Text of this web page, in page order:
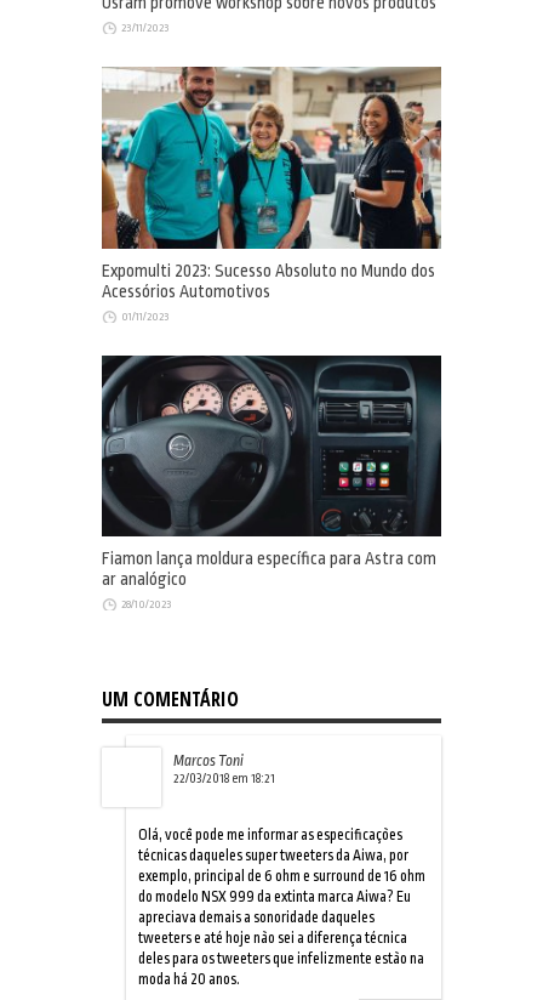
23/11/2023
Expomulti 2023: Sucesso Absoluto no Mundo dos
Acessórios Automotivos
01/11/2023
Fiamon lança moldura específica para Astra com
ar analógico
28/10/2023
UM COMENTÁRIO
Marcos Toni
22/03/2018 em 18:21
Olá, você pode me informar as especificações
técnicas daqueles super tweeters da Aiwa, por
exemplo, principal de 6 ohm e surround de 16 ohm
do modelo NSX 999 da extinta marca Aiwa? Eu
apreciava demais a sonoridade daqueles
tweeters e até hoje não sei a diferença técnica
deles para os tweeters que infelizmente estão na
moda há 20 anos.